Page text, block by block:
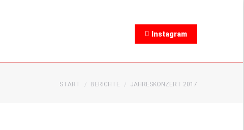
Instagram
Sie befinden sich hier:
START BERICHTE JAHRESKONZERT 2017